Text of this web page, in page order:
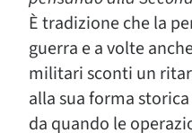
È tradizione che la
guerra e a volte
militari sconti un
alla sua forma
da quando le